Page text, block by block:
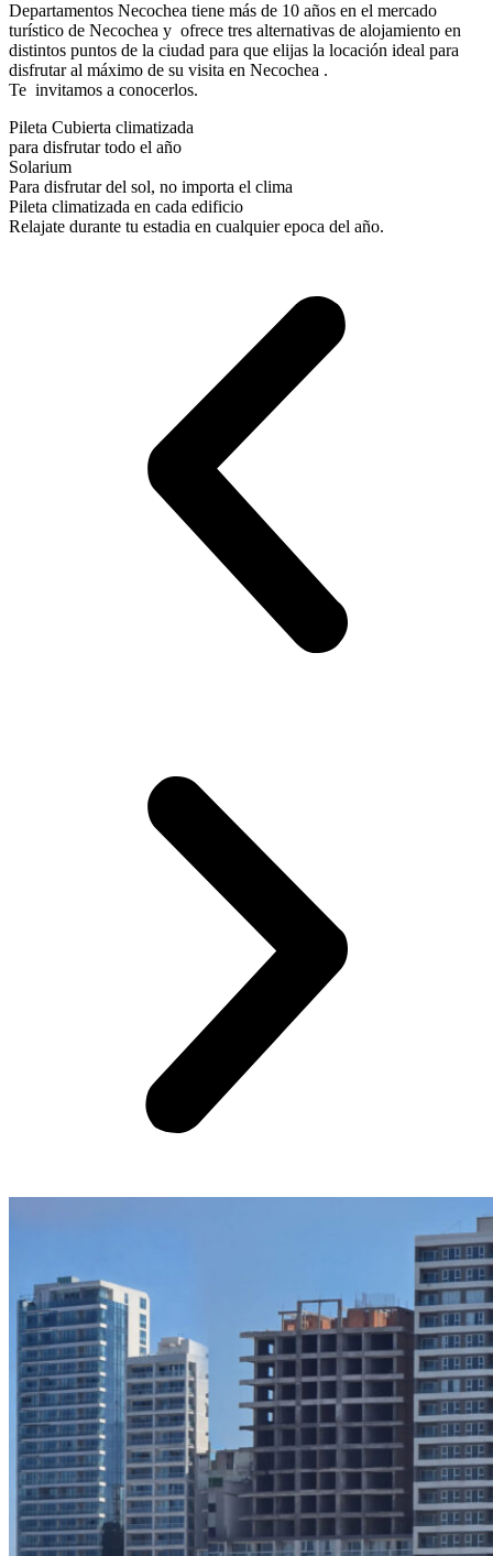
Departamentos Necochea tiene más de 10 años en el mercado
turístico de Necochea y ofrece tres alternativas de alojamiento en
distintos puntos de la ciudad para que elijas la locación ideal para
disfrutar al máximo de su visita en Necochea .
Te invitamos a conocerlos.
Pileta Cubierta climatizada
para disfrutar todo el año
Solarium
Para disfrutar del sol, no importa el clima
Pileta climatizada en cada edificio
Relajate durante tu estadia en cualquier epoca del año.